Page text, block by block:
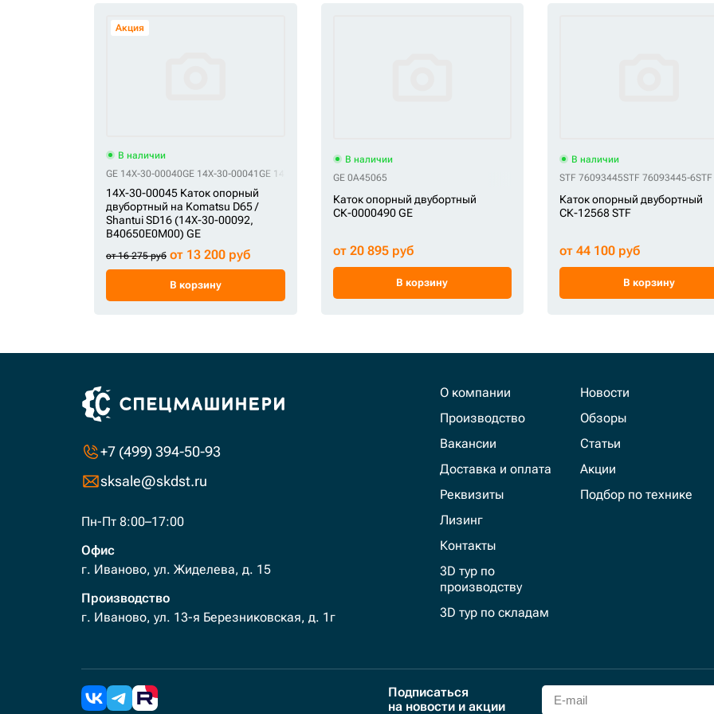
Акция
В наличии
GE 14X-30-00040GE 14X-30-00041 GE 14X-30-00043GE 14X-30-00045 GE 14X-30-00091GE 14X-30-00092 GE 14X-30-
14X-30-00045 Каток опорный
двубортный на Komatsu D65 /
Shantui SD16 (14X-30-00092,
B40650E0M00) GE
от 16 275 руб от 13 200 руб
В корзину
В наличии
GE 0A45065
Каток опорный двубортный
СК-0000490 GE
от 20 895 руб
В корзину
В наличии
STF 76093445STF 76093445-6STF
Каток опорный двубортный
СК-12568 STF
от 44 100 руб
В корзину
+7 (499) 394-50-93
sksale@skdst.ru
Пн-Пт 8:00–17:00
Офис
г. Иваново, ул. Жиделева, д. 15
Производство
г. Иваново, ул. 13-я Березниковская, д. 1г
О компании
Производство
Вакансии
Доставка и оплата
Реквизиты
Лизинг
Контакты
3D тур по
производству
3D тур по складам
Новости
Обзоры
Статьи
Акции
Подбор по технике
Подписаться
на новости и акции